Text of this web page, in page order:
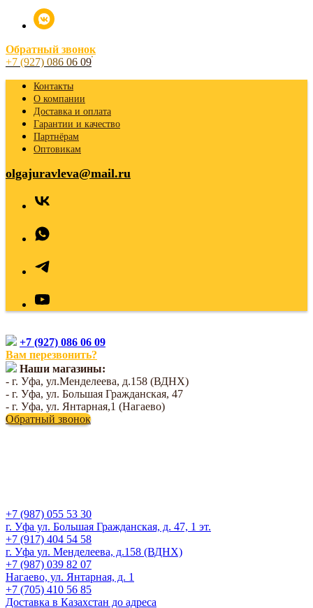
Обратный звонок
+7 (927) 086 06 09
Контакты
О компании
Доставка и оплата
Гарантии и качество
Партнёрам
Оптовикам
olgajuravleva@mail.ru
+7 (927) 086 06 09
Вам перезвонить?
Наши магазины:
- г. Уфа, ул.Менделеева, д.158 (ВДНХ)
- г. Уфа, ул. Большая Гражданская, 47
- г. Уфа, ул. Янтарная,1 (Нагаево)
Обратный звонок
+7 (987) 055 53 30
г. Уфа ул. Большая Гражданская, д. 47, 1 эт.
+7 (917) 404 54 58
г. Уфа ул. Менделеева, д.158 (ВДНХ)
+7 (987) 039 82 07
Нагаево, ул. Янтарная, д. 1
+7 (705) 410 56 85
Доставка в Казахстан до адреса